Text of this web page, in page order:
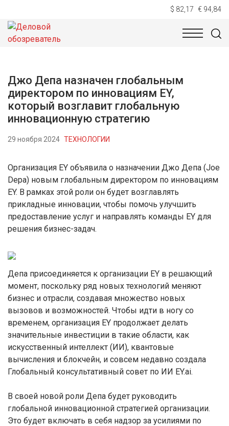
$ 82,17 € 94,84
НОВОСТИ
Джо Депа назначен глобальным
директором по инновациям EY,
который возглавит глобальную
инновационную стратегию
29 ноября 2024 ТЕХНОЛОГИИ
Организация EY объявила о назначении Джо Депа (Joe
Depa) новым глобальным директором по инновациям
EY. В рамках этой роли он будет возглавлять
прикладные инновации, чтобы помочь улучшить
предоставление услуг и направлять команды EY для
решения бизнес-задач.
Депа присоединяется к организации EY в решающий
момент, поскольку ряд новых технологий меняют
бизнес и отрасли, создавая множество новых
вызовов и возможностей. Чтобы идти в ногу со
временем, организация EY продолжает делать
значительные инвестиции в такие области, как
искусственный интеллект (ИИ), квантовые
вычисления и блокчейн, и совсем недавно создала
Глобальный консультативный совет по ИИ EY.ai.
В своей новой роли Депа будет руководить
глобальной инновационной стратегией организации.
Это будет включать в себя надзор за усилиями по